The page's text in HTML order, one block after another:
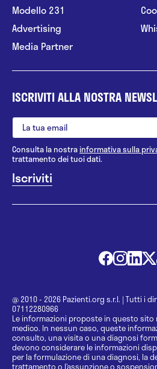
Modello 231
Advertising
Media Partner
ISCRIVITI ALLA NOSTRA
Consulta la nostrainformativa sulla
trattamento dei tuoi dati.
@ 2010 - 2026 Pazienti.org s.r.l. | Tutti i
07112280966
Le informazioni proposte in questo
medico. In nessun caso, queste
consulto, una visita o una diagnosi
devono considerare le informazioni
per la formulazione di una diagnosi, la
trattamento o l’assunzione o